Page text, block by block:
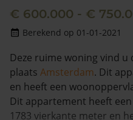
€ 600.000 - €
Berekend op 01-01-2021
Deze ruime woning vind u
plaats Amsterdam. Dit
en heeft een
Dit appartement heeft
1783 vierkante meter en